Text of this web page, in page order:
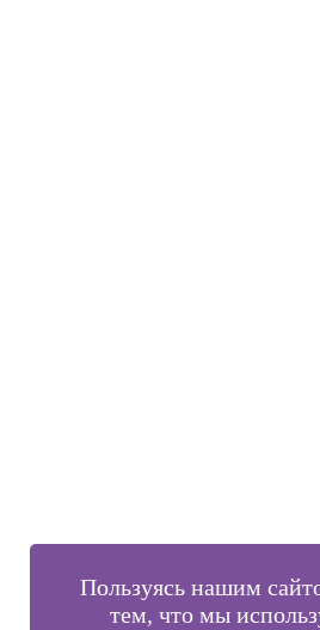
Пользуясь нашим
тем, что мы